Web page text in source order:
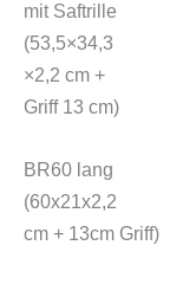
mit Saftrille
(53,5×34,3
×2,2 cm +
Griff 13 cm)
BR60 lang
(60x21x2,2
cm + 13cm Griff)